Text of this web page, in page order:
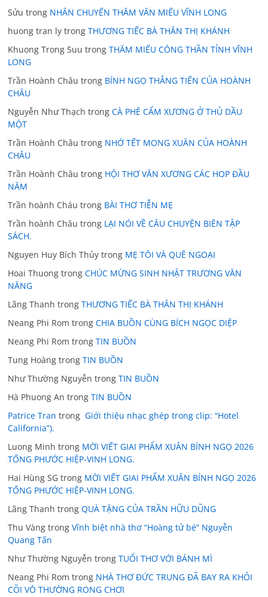
Sửu trong NHÂN CHUYẾN THĂM VĂN MIẾU VĨNH LONG
huong tran ly trongTHƯƠNG TIẾC BÀ THÂN THỊ KHÁNH
Khuong Trong Suu trongTHĂM MIẾU CÔNG THẦN TỈNH VĨNH
LONG
Trần Hoành Châu trong BÍNH NGỌ THẲNG TIẾN CỦA HOÀNH
CHÂU
Nguyễn Như Thạch trongCÀ PHÊ CẨM XƯƠNG Ở THỦ DẦU
MỘT
Trần Hoành Châu trong NHỚ TẾT MONG XUÂN CỦA HOÀNH
CHÂU
Trần Hoành Châu trong HỘI THƠ VĂN XƯƠNG CÁC HOP ĐẦU
NĂM
Trần hoành Cháu trong BÀI THƠ TIỄN MẸ
Trần hoành Châu trong LẠI NÓI VỀ CÂU CHUYỆN BIÊN TẬP
SÁCH.
Nguyen Huy Bích Thủy trong MẸ TÔI VÀ QUÊ NGOẠI
Hoai Thuong trongCHÚC MỪNG SINH NHẬT TRƯƠNG VĂN
NĂNG
Lãng Thanh trongTHƯƠNG TIẾC BÀ THÂN THỊ KHÁNH
Neang Phi Rom trongCHIA BUỒN CÙNG BÍCH NGỌC DIỆP
Neang Phi Rom trongTIN BUỒN
Tung Hoàng trongTIN BUỒN
Như Thường Nguyễn trongTIN BUỒN
Hà Phuong An trongTIN BUỒN
Patrice Tran trong Giới thiệu nhạc ghép trong clip: “Hotel
California”).
Luong Minh trong MỜI VIẾT GIAI PHẨM XUÂN BÍNH NGỌ 2026
TỐNG PHƯỚC HIỆP-VINH LONG.
Hai Hùng SG trong MỜI VIẾT GIAI PHẨM XUÂN BÍNH NGỌ 2026
TỐNG PHƯỚC HIỆP-VINH LONG.
Lãng Thanh trongQUÀ TẶNG CỦA TRẦN HỮU DŨNG
Thu Vàng trongVĩnh biệt nhà thơ “Hoàng tử bé” Nguyễn
Quang Tấn
Như Thường Nguyễn trongTUỔI THƠ VỚI BÁNH MÌ
Neang Phi Rom trong NHÀ THƠ ĐỨC TRUNG ĐÃ BAY RA KHỎI
CÕI VÔ THƯỜNG RONG CHƠI